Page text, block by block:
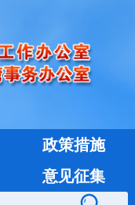
政策措施
意见征集